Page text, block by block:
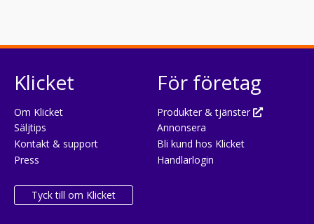
Klicket
Om Klicket
Säljtips
Kontakt & support
Press
Tyck till om Klicket
För företag
Produkter & tjänster
Annonsera
Bli kund hos Klicket
Handlarlogin